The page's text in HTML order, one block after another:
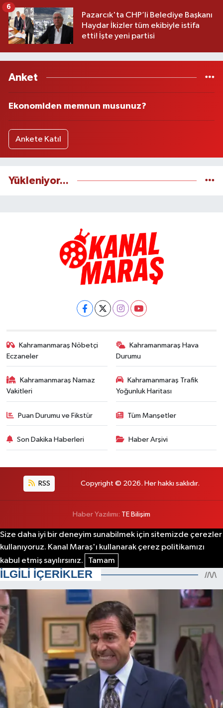
Pazarcık'ta CHP’li Belediye Başkanı
Haydar İkizler tüm ekibiyle istifa
etti! İşte yeni partisi
6
Anket
Ekonomiden memnun musunuz?
Ankete Katıl
Yükleniyor...
Kahramanmaraş Nöbetçi
Eczaneler
Kahramanmaraş Hava
Durumu
Kahramanmaraş Namaz
Vakitleri
Kahramanmaraş Trafik
Yoğunluk Haritası
Puan Durumu ve Fikstür Tüm Manşetler
Son Dakika Haberleri Haber Arşivi
RSS Copyright © 2026. Her hakkı saklıdır.
Haber Yazılımı: TE Bilişim
Size daha iyi bir deneyim sunabilmek için sitemizde çerezler
kullanıyoruz. Kanal Maraş'ı kullanarak çerez politikamızı
kabul etmiş sayılırsınız.
Tamam